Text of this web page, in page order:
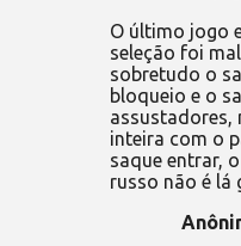
O último jogo
seleção foi
sobretudo o
bloqueio e o
assustadores,
inteira com o
saque entrar,
russo não é lá